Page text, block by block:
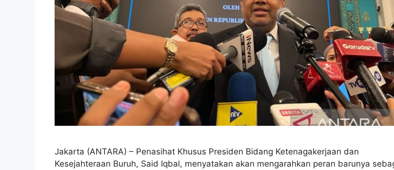
Jakarta (ANTARA) – Penasihat Khusus Presiden Bidang Ketenagakerjaan dan
Kesejahteraan Buruh, Said Iqbal, menyatakan akan mengarahkan peran barunya